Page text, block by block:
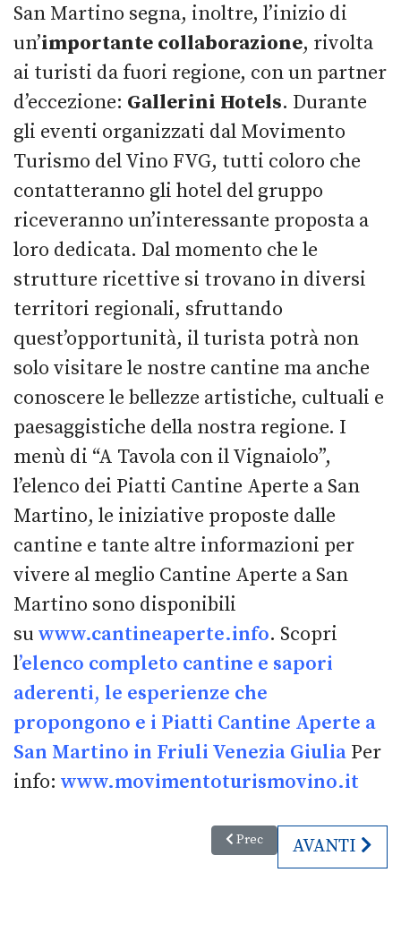
San Martino segna, inoltre, l’inizio di
un’importante collaborazione, rivolta
ai turisti da fuori regione, con un partner
d’eccezione: Gallerini Hotels. Durante
gli eventi organizzati dal Movimento
Turismo del Vino FVG, tutti coloro che
contatteranno gli hotel del gruppo
riceveranno un’interessante proposta a
loro dedicata. Dal momento che le
strutture ricettive si trovano in diversi
territori regionali, sfruttando
quest’opportunità, il turista potrà non
solo visitare le nostre cantine ma anche
conoscere le bellezze artistiche, cultuali e
paesaggistiche della nostra regione. I
menù di “A Tavola con il Vignaiolo”,
l’elenco dei Piatti Cantine Aperte a San
Martino, le iniziative proposte dalle
cantine e tante altre informazioni per
vivere al meglio Cantine Aperte a San
Martino sono disponibili
su www.cantineaperte.info. Scopri
l’elenco completo cantine e sapori
aderenti, le esperienze che
propongono e i Piatti Cantine Aperte a
San Martino in Friuli Venezia Giulia Per
info: www.movimentoturismovino.it
Articolo precedente: Feste e
Prec ARTICOLO
AVANTI